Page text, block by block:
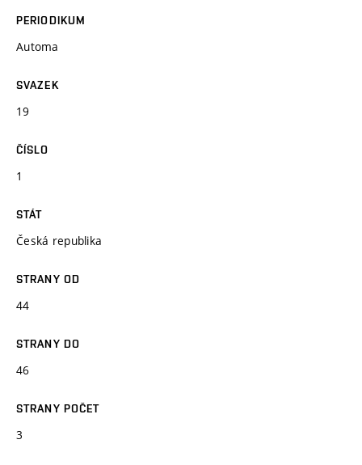
PERIODIKUM
Automa
SVAZEK
19
ČÍSLO
1
STÁT
Česká republika
STRANY OD
44
STRANY DO
46
STRANY POČET
3